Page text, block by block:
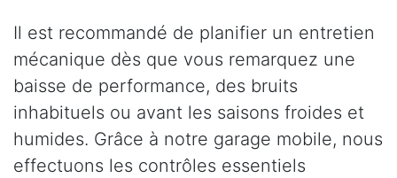
Il est recommandé de planifier un entretien
mécanique dès que vous remarquez une
baisse de performance, des bruits
inhabituels ou avant les saisons froides et
humides. Grâce à notre garage mobile, nous
effectuons les contrôles essentiels